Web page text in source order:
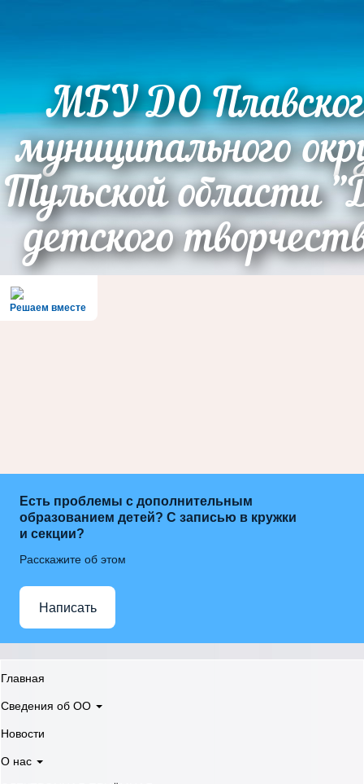
МБУ ДО
муниципального
Тульской области
детского
Решаем вместе
Есть проблемы с дополнительным
образованием детей? С записью в кружки
и секции?
Расскажите об этом
Написать
Главная
Сведения об ОО
Новости
О нас